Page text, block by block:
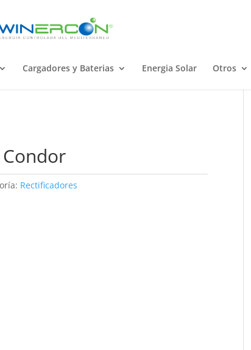
Cargadores y Baterias Energia Solar Otros
Condor
Rectificadores